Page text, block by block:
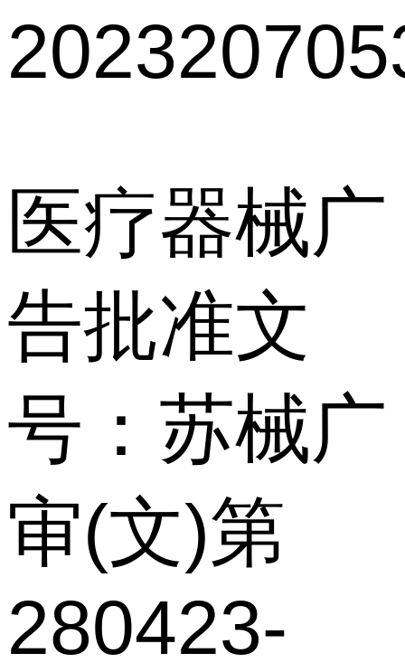
医疗器械广
告批准文
号：苏械广
审(文)第
280423-